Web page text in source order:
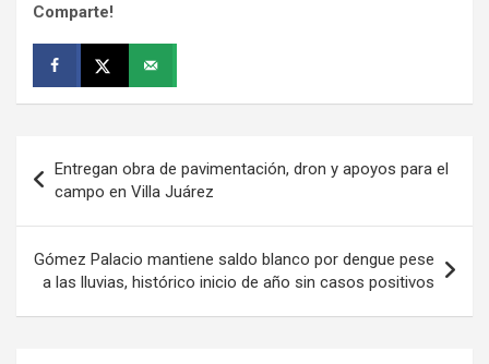
Comparte!
de
entradas
Entregan obra de pavimentación, dron y apoyos para el
campo en Villa Juárez
Gómez Palacio mantiene saldo blanco por dengue pese
a las lluvias, histórico inicio de año sin casos positivos